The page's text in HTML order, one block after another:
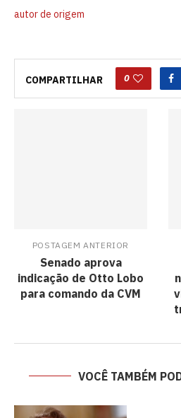
autor de origem
COMPARTILHAR 0
POSTAGEM ANTERIOR
Senado aprova
indicação de Otto Lobo
para comando da CVM
VOCÊ TAMBÉM